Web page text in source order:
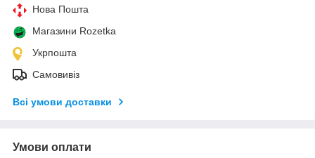
Нова Пошта
Магазини Rozetka
Укрпошта
Самовивіз
Всі умови доставки
Умови оплати